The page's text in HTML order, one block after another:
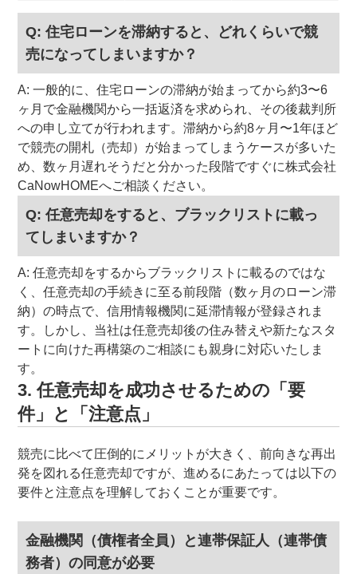
Q: 住宅ローンを滞納すると、どれくらいで競
売になってしまいますか？
A: 一般的に、住宅ローンの滞納が始まってから約3〜6
ヶ月で金融機関から一括返済を求められ、その後裁判所
への申し立てが行われます。滞納から約8ヶ月〜1年ほど
で競売の開札（売却）が始まってしまうケースが多いた
め、数ヶ月遅れそうだと分かった段階ですぐに株式会社
CaNowHOMEへご相談ください。
Q: 任意売却をすると、ブラックリストに載っ
てしまいますか？
A: 任意売却をするからブラックリストに載るのではな
く、任意売却の手続きに至る前段階（数ヶ月のローン滞
納）の時点で、信用情報機関に延滞情報が登録されま
す。しかし、当社は任意売却後の住み替えや新たなスタ
ートに向けた再構築のご相談にも親身に対応いたしま
す。
3. 任意売却を成功させるための「要
件」と「注意点」
競売に比べて圧倒的にメリットが大きく、前向きな再出
発を図れる任意売却ですが、進めるにあたっては以下の
要件と注意点を理解しておくことが重要です。
金融機関（債権者全員）と連帯保証人（連帯債
務者）の同意が必要